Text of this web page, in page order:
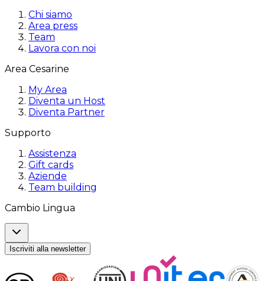
Chi siamo
Area press
Team
Lavora con noi
Area Cesarine
My Area
Diventa un Host
Diventa Partner
Supporto
Assistenza
Gift cards
Aziende
Team building
Cambio Lingua
Iscriviti alla newsletter